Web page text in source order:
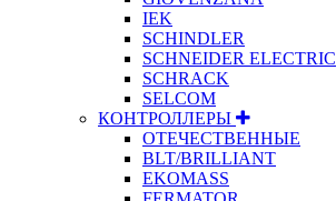
IEK
SCHINDLER
SCHNEIDER ELECTRIC
SCHRACK
SELCOM
КОНТРОЛЛЕРЫ
ОТЕЧЕСТВЕННЫЕ
BLT/BRILLIANT
EKOMASS